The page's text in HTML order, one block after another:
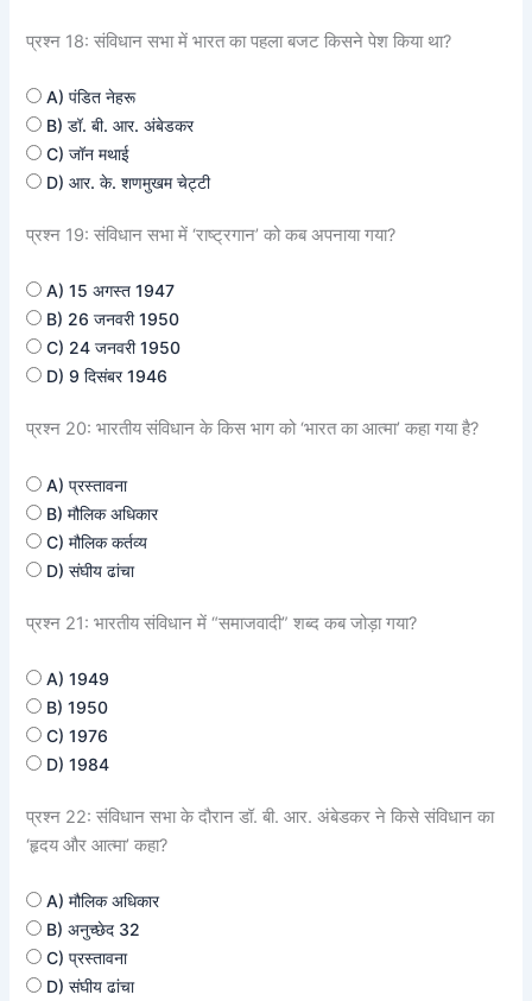
प्रश्न 18: संविधान सभा में भारत का पहला बजट किसने पेश किया था?
A) पंडित नेहरू
B) डॉ. बी. आर. अंबेडकर
C) जॉन मथाई
D) आर. के. शणमुखम चेट्टी
प्रश्न 19: संविधान सभा में ‘राष्ट्रगान’ को कब अपनाया गया?
A) 15 अगस्त 1947
B) 26 जनवरी 1950
C) 24 जनवरी 1950
D) 9 दिसंबर 1946
प्रश्न 20: भारतीय संविधान के किस भाग को ‘भारत का आत्मा’ कहा गया है?
A) प्रस्तावना
B) मौलिक अधिकार
C) मौलिक कर्तव्य
D) संघीय ढांचा
प्रश्न 21: भारतीय संविधान में “समाजवादी” शब्द कब जोड़ा गया?
A) 1949
B) 1950
C) 1976
D) 1984
प्रश्न 22: संविधान सभा के दौरान डॉ. बी. आर. अंबेडकर ने किसे संविधान का
‘हृदय और आत्मा’ कहा?
A) मौलिक अधिकार
B) अनुच्छेद 32
C) प्रस्तावना
D) संघीय ढांचा